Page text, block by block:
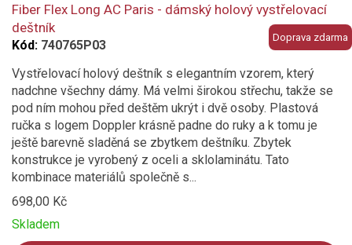
bordó (vínová)
hnědá
vícebarevný
transparentní
Doprava zdarma
Fiber Flex Long AC Paris - dámský holový vystřelovací
deštník
Kód: 740765P03
Vystřelovací holový deštník s elegantním vzorem, který
nadchne všechny dámy. Má velmi širokou střechu, takže se
pod ním mohou před deštěm ukrýt i dvě osoby. Plastová
ručka s logem Doppler krásně padne do ruky a k tomu je
ještě barevně sladěná se zbytkem deštníku. Zbytek
konstrukce je vyrobený z oceli a sklolaminátu. Tato
kombinace materiálů společně s...
698,00 Kč
Skladem